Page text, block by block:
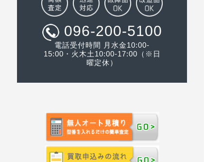
096-200-5100
電話受付時間 月水金10:00-
15:00・火木土10:00-17:00（※日
曜定休）